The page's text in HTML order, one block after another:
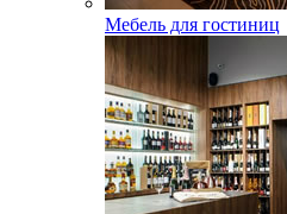
Мебель для гостиниц